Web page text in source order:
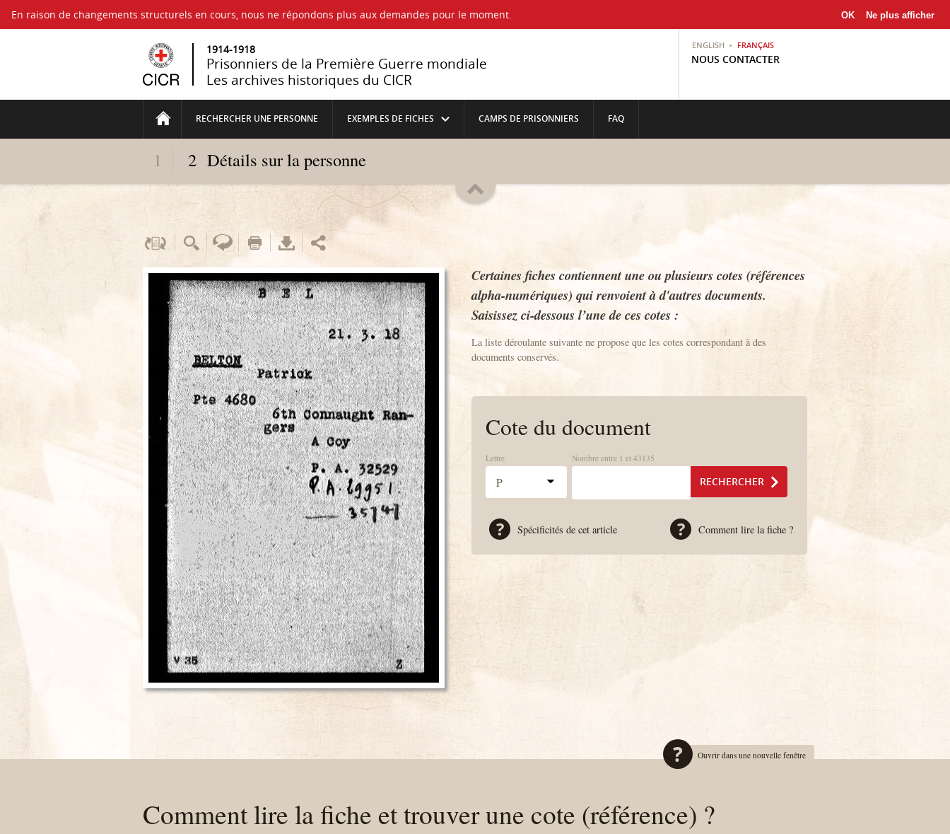
En raison de changements structurels en cours, nous ne répondons plus aux demandes pour le moment. OK Ne plus afficher
1914-1918
Prisonniers de la Première Guerre mondiale
Les archives historiques du CICR
ENGLISH FRANÇAIS
NOUS CONTACTER
RECHERCHER UNE PERSONNE EXEMPLES DE FICHES CAMPS DE PRISONNIERS FAQ
1 2 Détails sur la personne
Certaines fiches contiennent une ou plusieurs cotes (références
alpha-numériques) qui renvoient à d'autres documents.
Saisissez ci-dessous l’une de ces cotes :
La liste déroulante suivante ne propose que les cotes correspondant à des
documents conservés.
Cote du document
Lettre Nombre entre 1 et 43135
Spécificités de cet article Comment lire la fiche ?
Ouvrir dans une nouvelle fenêtre
Comment lire la fiche et trouver une cote (référence) ?